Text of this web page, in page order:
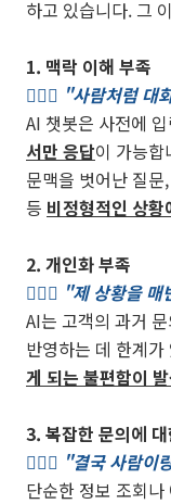
하고 있습니다. 그
1. 맥락 이해 부족
🙍🏻‍♀️ "사람처럼 대
AI 챗봇은 사전에
서만 응답이 가능합
문맥을 벗어난 질
등 비정형적인 상
2. 개인화 부족
🙍🏻‍♂️ "제 상황을
AI는 고객의 과거
반영하는 데 한계
게 되는 불편함이
3. 복잡한 문의에
🙍🏻‍♀️ "결국 사람이
단순한 정보 조회